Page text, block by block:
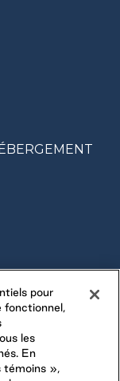
pour
fonctionnel,
les
En
témoins »,